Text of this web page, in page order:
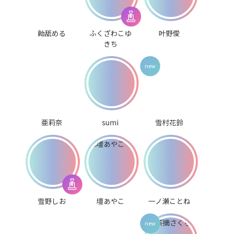
飴舐める
ふくざわこゆ
きち
叶野僾
亜莉奈 sumi 雪村花鈴
雪野しお 壇あやこ 一ノ瀬ことね